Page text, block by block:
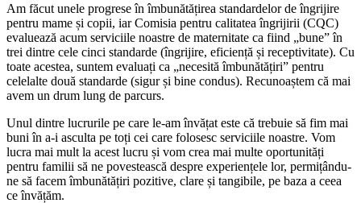
Am făcut unele progrese în îmbunătățirea standardelor de îngrijire
pentru mame și copii, iar Comisia pentru calitatea îngrijirii (CQC)
evaluează acum serviciile noastre de maternitate ca fiind „bune” în
trei dintre cele cinci standarde (îngrijire, eficiență și receptivitate). Cu
toate acestea, suntem evaluați ca „necesită îmbunătățiri” pentru
celelalte două standarde (sigur și bine condus). Recunoaștem că mai
avem un drum lung de parcurs.
Unul dintre lucrurile pe care le-am învățat este că trebuie să fim mai
buni în a-i asculta pe toți cei care folosesc serviciile noastre. Vom
lucra mai mult la acest lucru și vom crea mai multe oportunități
pentru familii să ne povestească despre experiențele lor, permițându-
ne să facem îmbunătățiri pozitive, clare și tangibile, pe baza a ceea
ce învățăm.